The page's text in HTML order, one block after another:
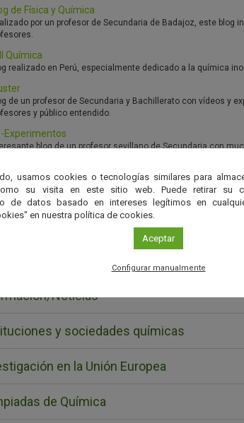
de Física y Química
por un profesor de Secundaria de Badajoz, este
Química
realizado en Perú, especialmente dedicado a la química
de un profesor de Secundaria y Bachillerato con vídeos y
y público entendido.
Experimentos
blog de un profesor sevillano de Secundaria con
Profesorado
Noticias
y sociedades químicas
en la Unión Europea
de Química
usamos cookies o tecnologías similares para
su visita en este sitio web. Puede retirar su
de datos basado en intereses legítimos en
en nuestra política de cookies.
Aceptar
Configurar manualmente